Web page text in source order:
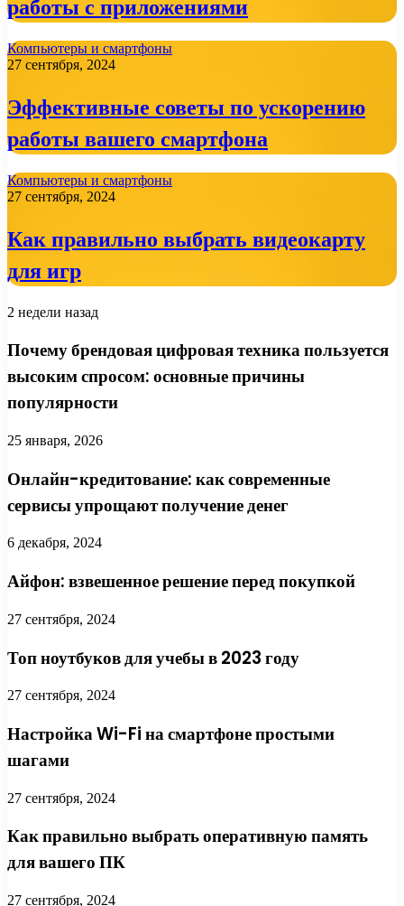
работы с приложениями
Компьютеры и смартфоны
27 сентября, 2024
Эффективные советы по ускорению
работы вашего смартфона
Компьютеры и смартфоны
27 сентября, 2024
Как правильно выбрать видеокарту
для игр
2 недели назад
Почему брендовая цифровая техника пользуется
высоким спросом: основные причины
популярности
25 января, 2026
Онлайн-кредитование: как современные
сервисы упрощают получение денег
6 декабря, 2024
Айфон: взвешенное решение перед покупкой
27 сентября, 2024
Топ ноутбуков для учебы в 2023 году
27 сентября, 2024
Настройка Wi-Fi на смартфоне простыми
шагами
27 сентября, 2024
Как правильно выбрать оперативную память
для вашего ПК
27 сентября, 2024